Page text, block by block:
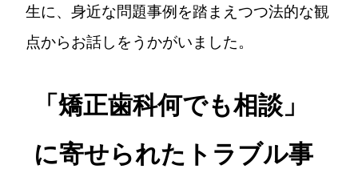
生に、身近な問題事例を踏まえつつ法的な観
点からお話しをうかがいました。
「矯正歯科何でも相談」
に寄せられたトラブル事